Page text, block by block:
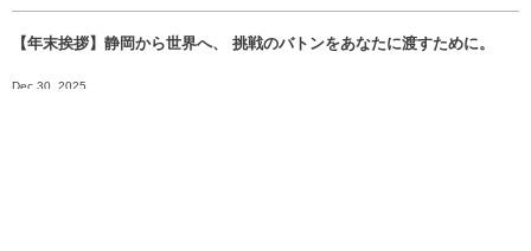
【年末挨拶】静岡から世界へ、 挑戦のバトンをあなたに渡すために。
Dec 30, 2025